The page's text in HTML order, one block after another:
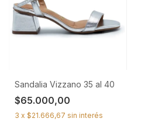
Sandalia Vizzano 35 al 40
$65.000,00
3 x $21.666,67 sin interés